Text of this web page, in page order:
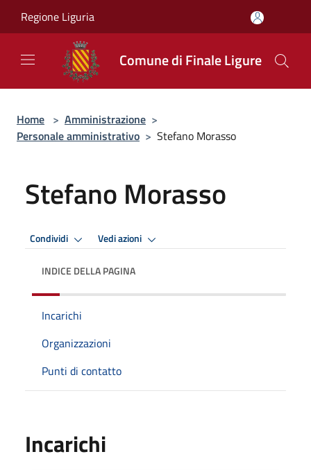
Regione Liguria
Comune di Finale Ligure
Home > Amministrazione >
Personale amministrativo > Stefano Morasso
Stefano Morasso
Condividi Vedi azioni
INDICE DELLA PAGINA
Incarichi
Organizzazioni
Punti di contatto
Incarichi